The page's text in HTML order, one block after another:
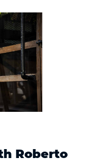
Roberto